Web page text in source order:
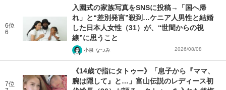
6位
6
入園式の家族写真をSNSに投稿→「国へ帰
れ」と“差別発言”殺到…ケニア人男性と結婚
した日本人女性（31）が、“世間からの視
線”に思うこと
小泉 なつみ 2026/08/08
7位
《14歳で指にタトゥー》「息子から『ママ、
腕は隠して』と…」富山伝説のレディース初